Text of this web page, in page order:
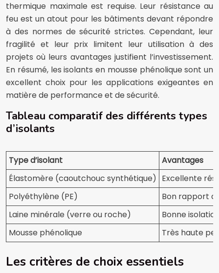
thermique maximale est requise. Leur résistance au
feu est un atout pour les bâtiments devant répondre
à des normes de sécurité strictes. Cependant, leur
fragilité et leur prix limitent leur utilisation à des
projets où leurs avantages justifient l’investissement.
En résumé, les isolants en mousse phénolique sont un
excellent choix pour les applications exigeantes en
matière de performance et de sécurité.
Tableau comparatif des différents types
d’isolants
Type d’isolant
Avantages
Élastomère (caoutchouc synthétique)
Excellente
Polyéthylène (PE)
Bon rapport
Laine minérale (verre ou roche)
Bonne
Mousse phénolique
Très haute
Les critères de choix essentiels